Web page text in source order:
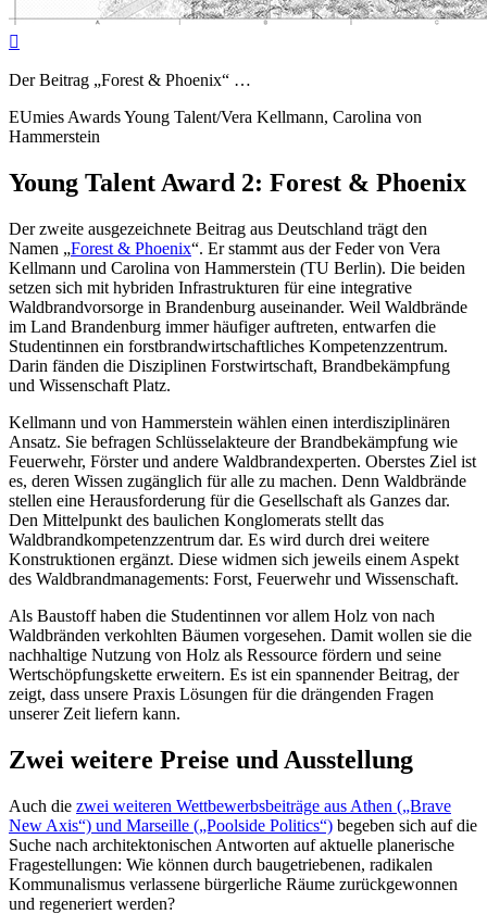

Der Beitrag „Forest & Phoenix“ …
EUmies Awards Young Talent/Vera Kellmann, Carolina von
Hammerstein
Young Talent Award 2: Forest & Phoenix
Der zweite ausgezeichnete Beitrag aus Deutschland trägt den
Namen „Forest & Phoenix“. Er stammt aus der Feder von Vera
Kellmann und Carolina von Hammerstein (TU Berlin). Die beiden
setzen sich mit hybriden Infrastrukturen für eine integrative
Waldbrandvorsorge in Brandenburg auseinander. Weil Waldbrände
im Land Brandenburg immer häufiger auftreten, entwarfen die
Studentinnen ein forstbrandwirtschaftliches Kompetenzzentrum.
Darin fänden die Disziplinen Forstwirtschaft, Brandbekämpfung
und Wissenschaft Platz.
Kellmann und von Hammerstein wählen einen interdisziplinären
Ansatz. Sie befragen Schlüsselakteure der Brandbekämpfung wie
Feuerwehr, Förster und andere Waldbrandexperten. Oberstes Ziel ist
es, deren Wissen zugänglich für alle zu machen. Denn Waldbrände
stellen eine Herausforderung für die Gesellschaft als Ganzes dar.
Den Mittelpunkt des baulichen Konglomerats stellt das
Waldbrandkompetenzzentrum dar. Es wird durch drei weitere
Konstruktionen ergänzt. Diese widmen sich jeweils einem Aspekt
des Waldbrandmanagements: Forst, Feuerwehr und Wissenschaft.
Als Baustoff haben die Studentinnen vor allem Holz von nach
Waldbränden verkohlten Bäumen vorgesehen. Damit wollen sie die
nachhaltige Nutzung von Holz als Ressource fördern und seine
Wertschöpfungskette erweitern. Es ist ein spannender Beitrag, der
zeigt, dass unsere Praxis Lösungen für die drängenden Fragen
unserer Zeit liefern kann.
Zwei weitere Preise und Ausstellung
Auch die zwei weiteren Wettbewerbsbeiträge aus Athen („Brave
New Axis“) und Marseille („Poolside Politics“) begeben sich auf die
Suche nach architektonischen Antworten auf aktuelle planerische
Fragestellungen: Wie können durch baugetriebenen, radikalen
Kommunalismus verlassene bürgerliche Räume zurückgewonnen
und regeneriert werden?